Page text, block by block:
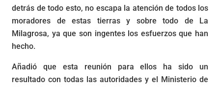
detrás de todo esto, no escapa la atención de todos los
moradores de estas tierras y sobre todo de La
Milagrosa, ya que son ingentes los esfuerzos que han
hecho.
Añadió que esta reunión para ellos ha sido un
resultado con todas las autoridades y el Ministerio de